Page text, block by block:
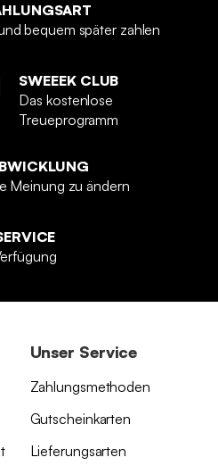
bequem später zahlen
SWEEEK CLUB
Das kostenlose
Treueprogramm
Meinung zu ändern
Unser Service
Zahlungsmethoden
Gutscheinkarten
Lieferungsarten